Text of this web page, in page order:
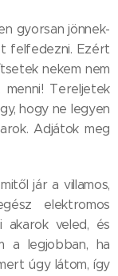
gyorsan jönnek-
felfedezni. Ezért
nekem nem
Tereljetek
hogy ne legyen
Adjátok meg
jár a villamos,
elektromos
akarok veled, és
a legjobban, ha
úgy látom, így